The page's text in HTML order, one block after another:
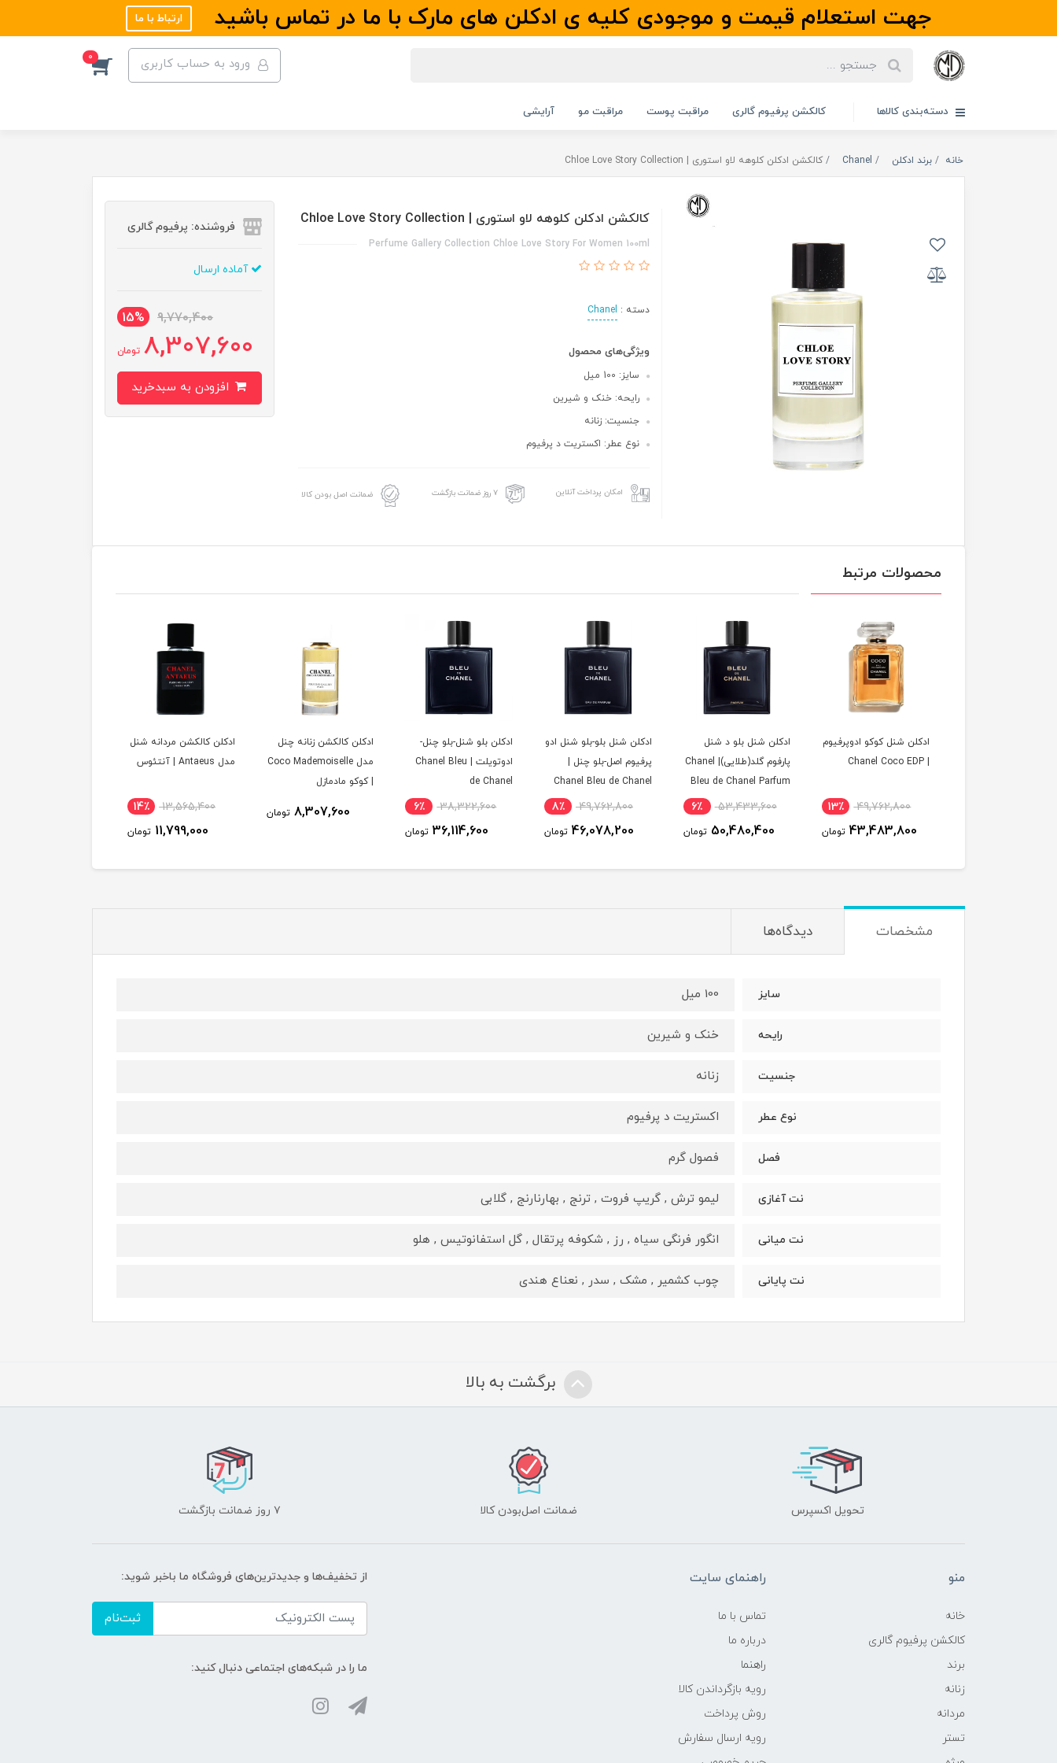
جهت استعلام قیمت و موجودی کلیه ی ادکلن های مارک با ما در تماس باشید ارتباط با ما
ورود به حساب کاربری 0
دسته‌بندی کالاها کالکشن پرفیوم گالری مراقبت پوست مراقبت مو آرایشی
خانه برند ادکلن Chanel کالکشن ادکلن کلوهه لاو استوری | Chloe Love Story Collection
کالکشن ادکلن کلوهه لاو استوری | Chloe Love Story Collection
Perfume Gallery Collection Chloe Love Story For Women 100ml
دسته : Chanel
ویژگی‌های محصول
سایز: 100 میل
رایحه: خنک و شیرین
جنسیت: زنانه
نوع عطر: اکستریت د پرفیوم
امکان پرداخت آنلاین ۷ روز ضمانت بازگشت ضمانت اصل بودن کالا
فروشنده: پرفیوم گالری
آماده ارسال
9,770,400
15%
8,307,600 تومان
محصولات مرتبط
ادکلن شنل کوکو ادوپرفیوم
49,762,800 13٪
43,483,800 تومان
ادکلن شنل بلو د شنل
پارفوم گلد(طلایی)| Chanel
Bleu de Chanel Parfum
53,433,600 6٪
50,480,400 تومان
ادکلن شنل بلو-بلو شنل ادو
پرفیوم اصل-بلو چنل |
Chanel Bleu de Chanel
49,762,800 8٪
46,078,200 تومان
ادکلن بلو شنل-بلو چنل-
ادوتویلت | Chanel Bleu
de Chanel
38,322,600 6٪
36,114,600 تومان
ادکلن کالکشن زنانه چنل
مدل Coco Mademoiselle
| کوکو مادمازل
8,307,600 تومان
ادکلن کالکشن مردانه شنل
مدل Antaeus | آنتئوس
13,565,400 14٪
11,799,000 تومان
مشخصات دیدگاه‌ها
سایز 100 میل
رایحه خنک و شیرین
جنسیت زنانه
نوع عطر اکستریت د پرفیوم
فصل فصول گرم
نت آغازی لیمو ترش , گریپ فروت , ترنج , بهارنارنج , گلابی
نت میانی انگور فرنگی سیاه , رز , شکوفه پرتقال , گل استفانوتیس , هلو
نت پایانی چوب کشمیر , مشک , سدر , نعناع هندی
برگشت به بالا
تحویل اکسپرس ضمانت اصل‌بودن کالا ۷ روز ضمانت بازگشت
منو
خانه
کالکشن پرفیوم گالری
برند
زنانه
مردانه
تستر
راهنمای سایت
تماس با ما
درباره ما
راهنما
رویه‌ بازگرداندن کالا
روش پرداخت
رویه ارسال سفارش
از تخفیف‌ها و جدیدترین‌های فروشگاه ما باخبر شوید:
ثبت‌نام
ما را در شبکه‌های اجتماعی دنبال کنید: